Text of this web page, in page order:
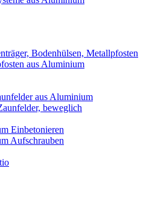
Bodenhülsen, Metallpfosten
aus Aluminium
aus Aluminium
beweglich
Einbetonieren
Aufschrauben